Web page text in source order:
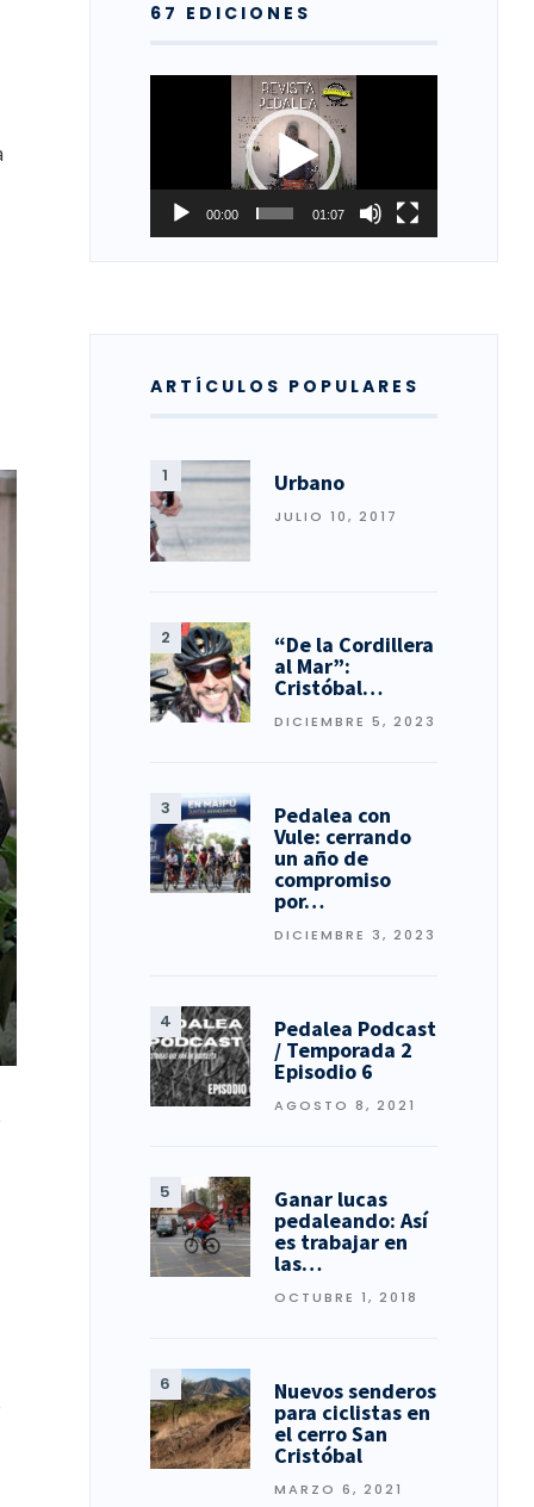
67 EDICIONES
Reproductor
00:00 01:07
ARTÍCULOS POPULARES
Urbano
JULIO 10, 2017
“De la Cordillera
al Mar”:
Cristóbal…
DICIEMBRE 5, 2023
Pedalea con
Vule: cerrando
un año de
compromiso
por…
DICIEMBRE 3, 2023
Pedalea Podcast
/ Temporada 2
Episodio 6
AGOSTO 8, 2021
Ganar lucas
pedaleando: Así
es trabajar en
las…
OCTUBRE 1, 2018
Nuevos senderos
para ciclistas en
el cerro San
Cristóbal
MARZO 6, 2021